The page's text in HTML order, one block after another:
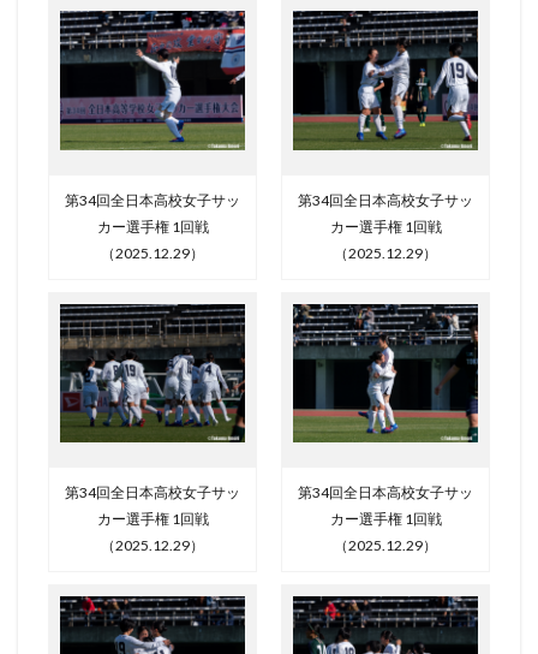
第34回全日本高校女子サッ
カー選手権 1回戦
（2025.12.29）
第34回全日本高校女子サッ
カー選手権 1回戦
（2025.12.29）
第34回全日本高校女子サッ
カー選手権 1回戦
（2025.12.29）
第34回全日本高校女子サッ
カー選手権 1回戦
（2025.12.29）